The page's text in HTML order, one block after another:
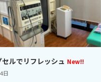
ルでリフレッシュ New!!
日